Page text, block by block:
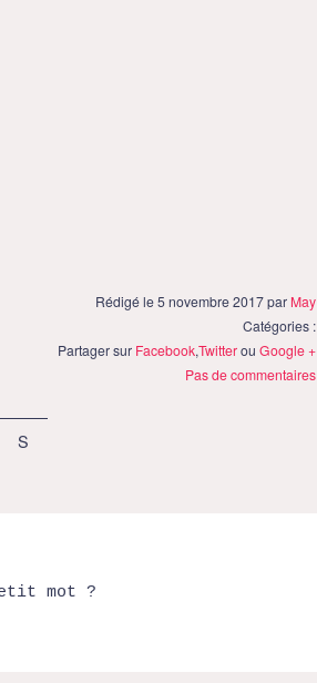
Rédigé le 5 novembre 2017 par May
Catégories :
Partager sur Facebook,TwitterouGoogle +
Pas de commentaires
mot ?